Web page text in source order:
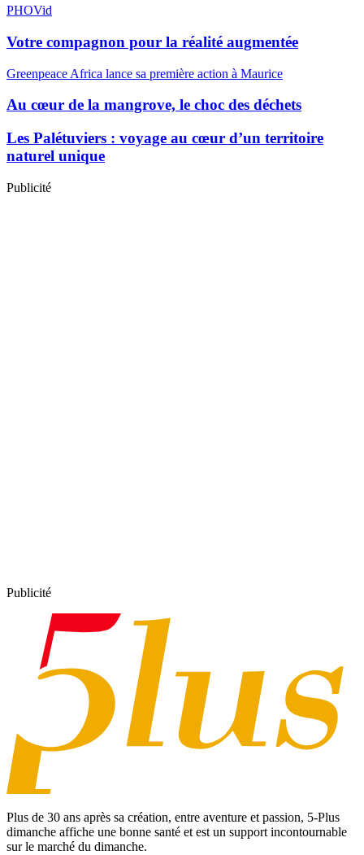
PHOVid
Votre compagnon pour la réalité augmentée
Greenpeace Africa lance sa première action à Maurice
Au cœur de la mangrove, le choc des déchets
Les Palétuviers : voyage au cœur d’un territoire
naturel unique
Publicité
Publicité
Plus de 30 ans après sa création, entre aventure et passion, 5-Plus
dimanche affiche une bonne santé et est un support incontournable
sur le marché du dimanche.